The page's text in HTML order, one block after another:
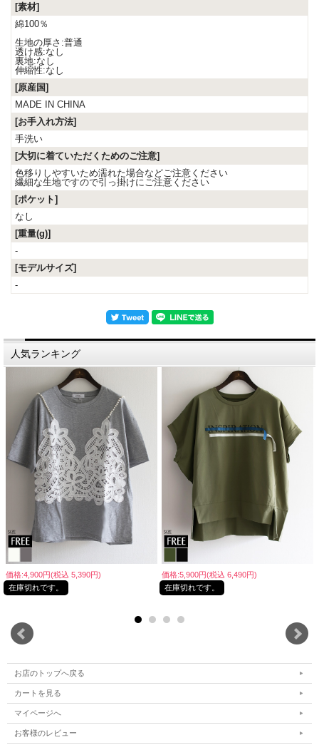
[素材]
綿100％
生地の厚さ:普通
透け感:なし
裏地:なし
伸縮性:なし
[原産国]
MADE IN CHINA
[お手入れ方法]
手洗い
[大切に着ていただくためのご注意]
色移りしやすいため濡れた場合などご注意ください
繊細な生地ですので引っ掛けにご注意ください
[ポケット]
なし
[重量(g)]
-
[モデルサイズ]
-
人気ランキング
価格:4,900円(税込 5,390円)
在庫切れです。
価格:5,900円(税込 6,490円)
在庫切れです。
お店のトップへ戻る
カートを見る
マイページへ
お客様のレビュー